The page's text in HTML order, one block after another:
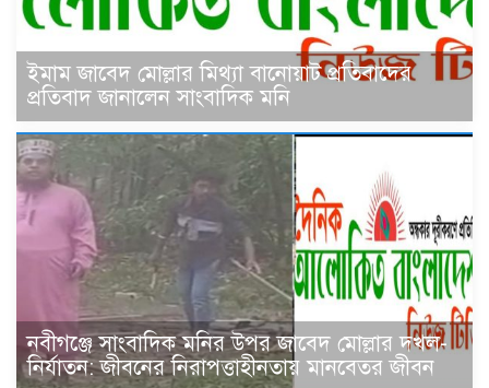
ইমাম জাবেদ মোল্লার মিথ্যা বানোয়াট প্রতিবাদের
প্রতিবাদ জানালেন সাংবাদিক মনি
নবীগঞ্জে সাংবাদিক মনির উপর জাবেদ মোল্লার দখল-
নির্যাতন: জীবনের নিরাপত্তাহীনতায় মানবেতর জীবন